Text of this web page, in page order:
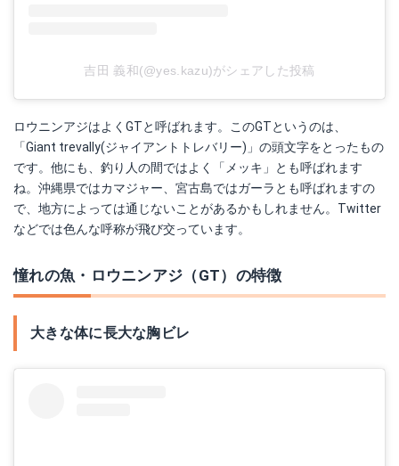
吉田 義和(@yes.kazu)がシェアした投稿
ロウニンアジはよくGTと呼ばれます。このGTというのは、
「Giant trevally(ジャイアントトレバリー)」の頭文字をとったもの
です。他にも、釣り人の間ではよく「メッキ」とも呼ばれます
ね。沖縄県ではカマジャー、宮古島ではガーラとも呼ばれますの
で、地方によっては通じないことがあるかもしれません。Twitter
などでは色んな呼称が飛び交っています。
憧れの魚・ロウニンアジ（GT）の特徴
大きな体に長大な胸ビレ